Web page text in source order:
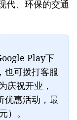
代、环保的交通
Play下
也可拨打客服
庆祝开业，
优惠活动，最
）。